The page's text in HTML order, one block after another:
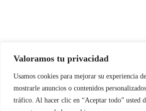
Valoramos tu privacidad
Usamos cookies para mejorar su experiencia
mostrarle anuncios o contenidos
tráfico. Al hacer clic en “Aceptar todo” usted